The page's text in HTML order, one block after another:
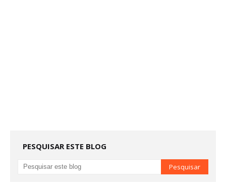
PESQUISAR ESTE BLOG